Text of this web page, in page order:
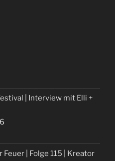
| Interview mit Elli +
Feuer | Folge 115 | Kreator